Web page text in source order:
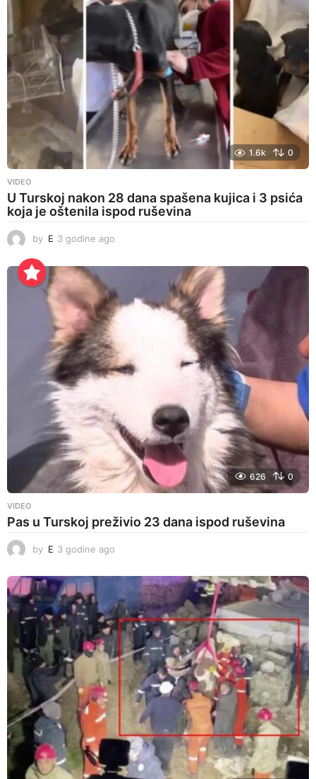
1.6k 0
VIDEO
U Turskoj nakon 28 dana spašena kujica i 3 psića
koja je oštenila ispod ruševina
by E 3 godine ago
o
i
n
e
o
626 0
VIDEO
Pas u Turskoj preživio 23 dana ispod ruševina
by E 3 godine ago
o
i
n
e
a
g